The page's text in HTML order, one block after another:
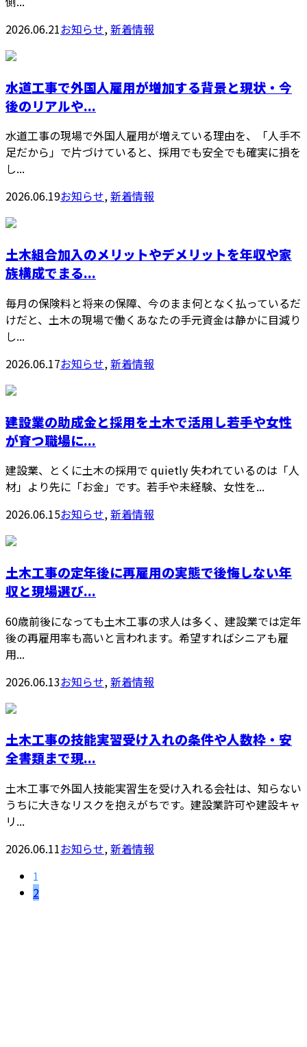
2026.06.21お知らせ,新着情報
水道工事で外国人雇用が増加する背景と現状・今
後のリアルや...
水道工事の現場で外国人雇用が増えている理由を、「人手不
足だから」で片づけていると、採用でも安全でも確実に損を
し...
2026.06.19お知らせ,新着情報
土木組合加入のメリットやデメリットを年収や家
族構成でまる...
毎月の保険料と将来の保障、今のまま何となく払っているだ
けだと、土木の現場で働くあなたの手元資金は静かに目減り
し...
2026.06.17お知らせ,新着情報
建設業の助成金と採用を土木で活用し若手や女性
が育つ職場に...
建設業、とくに土木の採用で quietly 失われているのは「人
材」より先に「お金」です。若手や未経験、女性を...
2026.06.15お知らせ,新着情報
土木工事の定年後に再雇用の実態で後悔しない年
収と現場選び...
60歳前後になっても土木工事の求人は多く、建設業では定年
後の再雇用率も高いと言われます。希望すればシニアも雇
用...
2026.06.13お知らせ, 新着情報
土木工事の技能実習受け入れの条件や人数枠・安
全書類まで現...
土木工事で外国人技能実習生を受け入れる会社は、知らない
うちに大きなリスクを抱えがちです。建設業許可や建設キャ
リ...
2026.06.11お知らせ,新着情報
1
2